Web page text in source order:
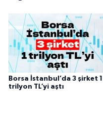
Borsa İstanbul’da 3 şirket 1
trilyon TL’yi aştı